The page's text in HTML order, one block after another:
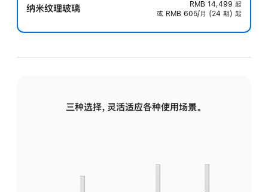
纳米纹理玻璃 RMB 14,499 起
或 RMB 605/月 (24 期) 起
三种选择，灵活适应各种使用场景。